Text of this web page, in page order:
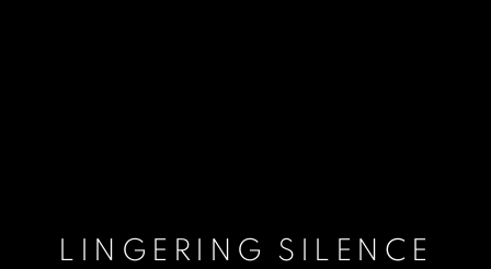
LINGERING SILENCE